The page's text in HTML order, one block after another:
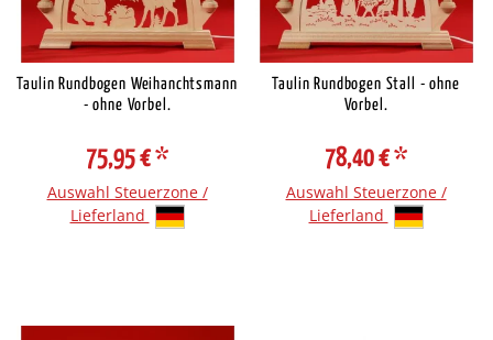
Taulin Rundbogen Weihanchtsmann
- ohne Vorbel.
75,95 €*
Auswahl Steuerzone /
Lieferland
Taulin Rundbogen Stall - ohne
Vorbel.
78,40 €*
Auswahl Steuerzone /
Lieferland